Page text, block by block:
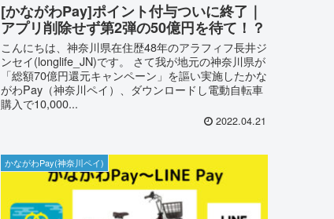
[かながわPay]ポイント付与ついに終了｜
アプリ削除せず第2弾の50億円を待て！？
こんにちは、神奈川県在住歴48年のアラフィフ長井ジ
ンセイ(longlife_JN)です。 さて我が地元の神奈川県が
「総額70億円還元キャンペーン」を謳い実施したかな
がわPay（神奈川ペイ）、ダウンロードし電動自転車
購入で10,000...
2022.04.21
かながわPay(神奈川ペイ)